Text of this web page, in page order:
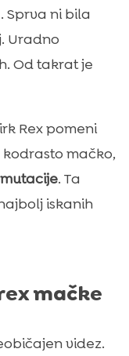
Sprva ni bila
Uradno
Od takrat je
Rex pomeni
mačko,
. Ta
iskanih
mačke
videz.